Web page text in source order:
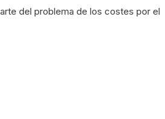
del problema de los costes por el